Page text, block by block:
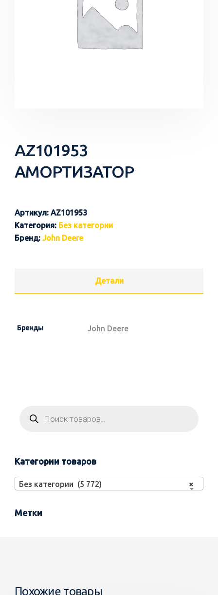
AZ101953
АМОРТИЗАТОР
Артикул: AZ101953
Категория: Без категории
Бренд: John Deere
Детали
Бренды John Deere
Категории товаров
×
Без категории (5 772)
Метки
Похожие товары